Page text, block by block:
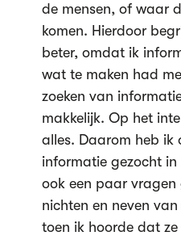
de mensen, of waar
komen. Hierdoor
beter, omdat ik
wat te maken had
zoeken van
makkelijk. Op het
alles. Daarom heb ik
informatie gezocht
ook een paar
nichten en neven
toen ik hoorde dat